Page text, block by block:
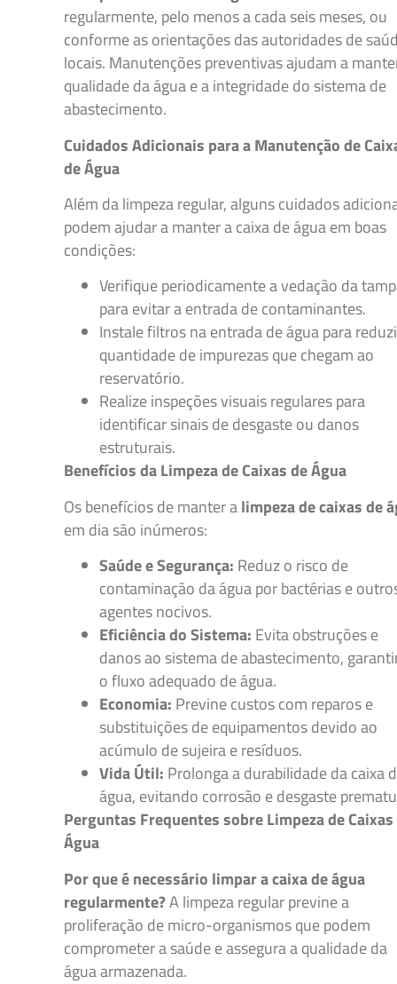
regularmente, pelo menos a cada seis meses, ou
conforme as orientações das autoridades de
locais. Manutenções preventivas ajudam a
qualidade da água e a integridade do sistema de
abastecimento.
Cuidados Adicionais para a Manutenção de
de Água
Além da limpeza regular, alguns cuidados
podem ajudar a manter a caixa de água em boas
condições:
Verifique periodicamente a vedação da
para evitar a entrada de contaminantes.
Instale filtros na entrada de água para
quantidade de impurezas que chegam ao
reservatório.
Realize inspeções visuais regulares para
identificar sinais de desgaste ou danos
estruturais.
Benefícios da Limpeza de Caixas de Água
Os benefícios de manter alimpeza de caixas de
em dia são inúmeros:
Saúde e Segurança: Reduz o risco de
contaminação da água por bactérias e
agentes nocivos.
Eficiência do Sistema: Evita obstruções e
danos ao sistema de abastecimento,
o fluxo adequado de água.
Economia: Previne custos com reparos e
substituições de equipamentos devido ao
acúmulo de sujeira e resíduos.
Vida Útil: Prolonga a durabilidade da caixa
água, evitando corrosão e desgaste
Perguntas Frequentes sobre Limpeza de
Água
Por que é necessário limpar a caixa de água
regularmente?A limpeza regular previne a
proliferação de micro-organismos que podem
comprometer a saúde e assegura a qualidade da
água armazenada.